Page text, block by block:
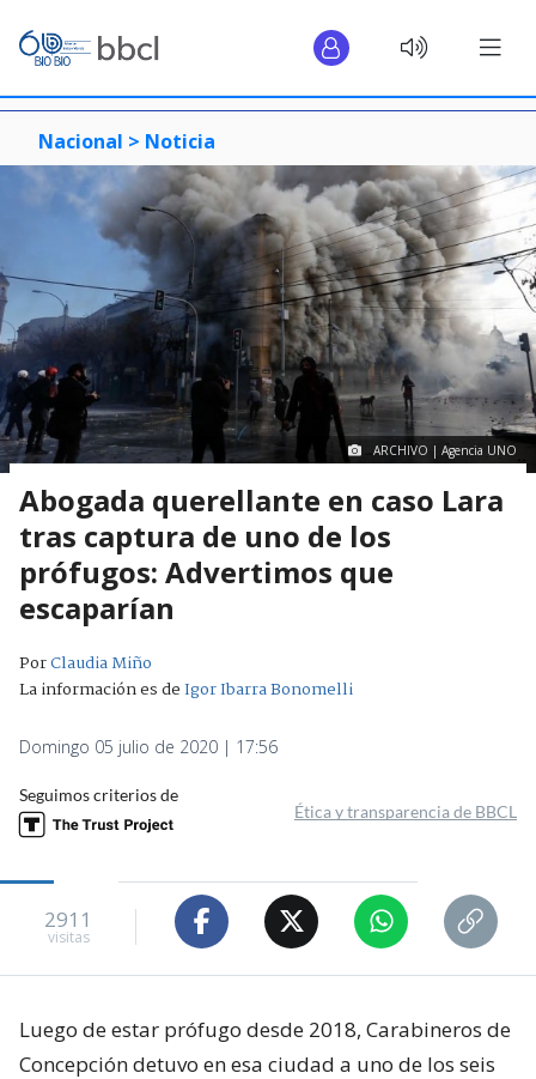
Nacional > Noticia
ARCHIVO | Agencia UNO
Abogada querellante en caso Lara
tras captura de uno de los
prófugos: Advertimos que
escaparían
PorClaudia Miño
La información es deIgor Ibarra Bonomelli
Domingo 05 julio de 2020 | 17:56
Seguimos criterios de
Ética y transparencia de BBCL
2911
visitas
Luego de estar prófugo desde 2018, Carabineros de
Concepción detuvo en esa ciudad a uno de los seis